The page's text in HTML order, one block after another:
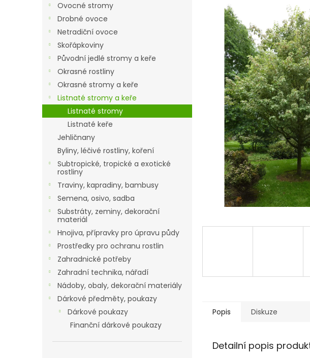
l
Ovocné stromy
Drobné ovoce
Netradiční ovoce
Skořápkoviny
Původní jedlé stromy a keře
Okrasné rostliny
Okrasné stromy a keře
Listnaté stromy a keře
Listnaté stromy
Listnaté keře
Jehličnany
Byliny, léčivé rostliny, koření
Subtropické, tropické a exotické
rostliny
Traviny, kapradiny, bambusy
Semena, osivo, sadba
Substráty, zeminy, dekorační
materiál
Hnojiva, přípravky pro úpravu půdy
Prostředky pro ochranu rostlin
Zahradnické potřeby
Zahradní technika, nářadí
Nádoby, obaly, dekorační materiály
Dárkové předměty, poukazy
Dárkové poukazy
Finanční dárkové poukazy
Popis Diskuze
Detailní popis